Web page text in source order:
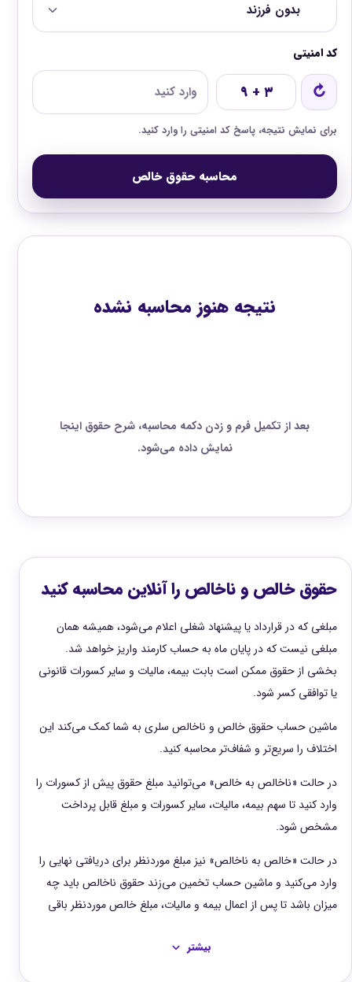
کد امنیتی
↻ ۹ + ۳
برای نمایش نتیجه، پاسخ کد امنیتی را وارد کنید.
محاسبه حقوق خالص
نتیجه هنوز محاسبه نشده
بعد از تکمیل فرم و زدن دکمه محاسبه، شرح حقوق اینجا
نمایش داده می‌شود.
حقوق خالص و ناخالص را آنلاین محاسبه کنید
مبلغی که در قرارداد یا پیشنهاد شغلی اعلام می‌شود، همیشه همان
مبلغی نیست که در پایان ماه به حساب کارمند واریز خواهد شد.
بخشی از حقوق ممکن است بابت بیمه، مالیات و سایر کسورات قانونی
یا توافقی کسر شود.
ماشین حساب حقوق خالص و ناخالص سلری به شما کمک می‌کند این
اختلاف را سریع‌تر و شفاف‌تر محاسبه کنید.
در حالت «ناخالص به خالص» می‌توانید مبلغ حقوق پیش از کسورات را
وارد کنید تا سهم بیمه، مالیات، سایر کسورات و مبلغ قابل پرداخت
مشخص شود.
در حالت «خالص به ناخالص» نیز مبلغ موردنظر برای دریافتی نهایی را
وارد می‌کنید و ماشین حساب تخمین می‌زند حقوق ناخالص باید چه
میزان باشد تا پس از اعمال بیمه و مالیات، مبلغ خالص موردنظر باقی
بیشتر